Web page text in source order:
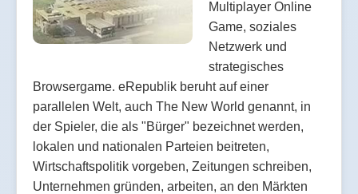
Multiplayer Online
Game, soziales
Netzwerk und
strategisches
Browsergame. eRepublik beruht auf einer
parallelen Welt, auch The New World genannt, in
der Spieler, die als "Bürger" bezeichnet werden,
lokalen und nationalen Parteien beitreten,
Wirtschaftspolitik vorgeben, Zeitungen schreiben,
Unternehmen gründen, arbeiten, an den Märkten